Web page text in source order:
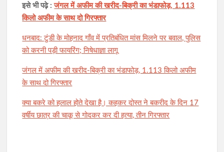
इसे भी पढ़े :जंगल में अफीम की खरीद-बिक्री का भंडाफोड़, 1.113
किलो अफीम के साथ दो गिरफ्तार
धनबाद: टुंडी के मोहनाद गाँव में प्रतिबंधित मांस मिलने पर बवाल, पुलिस
को करनी पड़ी फायरिंग; निषेधाज्ञा लागू
जंगल में अफीम की खरीद-बिक्री का भंडाफोड़, 1.113 किलो अफीम
के साथ दो गिरफ्तार
क्या बकरे को हलाल होते देखा है। कहकर दोस्त ने बकरीद के दिन 17
वर्षीय छात्र की चाकू से गोदकर कर दी हत्या, तीन गिरफ्तार